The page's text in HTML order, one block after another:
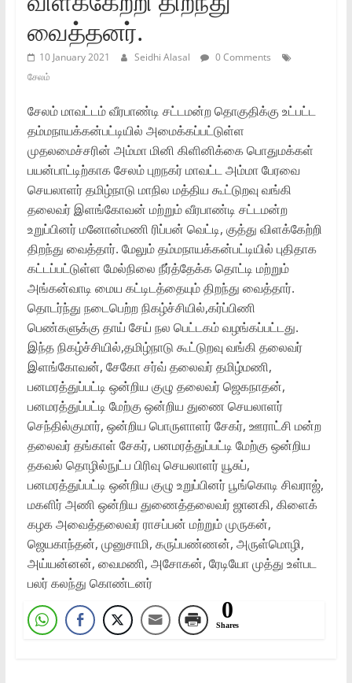
வைத்தனர்.
10 January 2021 Seidhi Alasal
0 Comments
சேலம்
சேலம் மாவட்டம் வீரபாண்டி சட்டமன்ற தொகுதிக்கு உட்பட்ட
தம்மநாயக்கன்பட்டியில் அமைக்கப்பட்டுள்ள
முதலமைச்சரின் அம்மா மினி கிளினிக்கை பொதுமக்கள்
பயன்பாட்டிற்காக சேலம் புறநகர் மாவட்ட அம்மா பேரவை
செயலாளர் தமிழ்நாடு மாநில மத்திய கூட்டுறவு வங்கி
தலைவர் இளங்கோவன் மற்றும் வீரபாண்டி சட்டமன்ற
உறுப்பினர் மனோன்மணி ரிப்பன் வெட்டி, குத்து விளக்கேற்றி
திறந்து வைத்தார். மேலும் தம்மநாயக்கன்பட்டியில் புதிதாக
கட்டப்பட்டுள்ள மேல்நிலை நீர்த்தேக்க தொட்டி மற்றும்
அங்கன்வாடி மைய கட்டிடத்தையும் திறந்து வைத்தார்.
தொடர்ந்து நடைபெற்ற நிகழ்ச்சியில்,கர்ப்பிணி
பெண்களுக்கு தாய் சேய் நல பெட்டகம் வழங்கப்பட்டது.
இந்த நிகழ்ச்சியில்,தமிழ்நாடு கூட்டுறவு வங்கி தலைவர்
இளங்கோவன், சேகோ சர்வ் தலைவர் தமிழ்மணி,
பனமரத்துப்பட்டி ஒன்றிய குழு தலைவர் ஜெகநாதன்,
பனமரத்துப்பட்டி மேற்கு ஒன்றிய துணை செயலாளர்
செந்தில்குமார், ஒன்றிய பொருளாளர் சேகர், ஊராட்சி மன்ற
தலைவர் தங்காள் சேகர், பனமரத்துப்பட்டி மேற்கு ஒன்றிய
தகவல் தொழில்நுட்ப பிரிவு செயலாளர் யூசுப்,
பனமரத்துப்பட்டி ஒன்றிய குழு உறுப்பினர் பூங்கொடி சிவராஜ்,
மகளிர் அணி ஒன்றிய துணைத்தலைவர் ஜானகி, கிளைக்
கழக அவைத்தலைவர் ராசப்பன் மற்றும் முருகன்,
ஜெயகாந்தன், முனுசாமி, கருப்பண்ணன், அருள்மொழி,
அய்யன்னன், வைமணி, அசோகன், ரேடியோ முத்து உள்பட
பலர் கலந்து கொண்டனர்
0
Shares